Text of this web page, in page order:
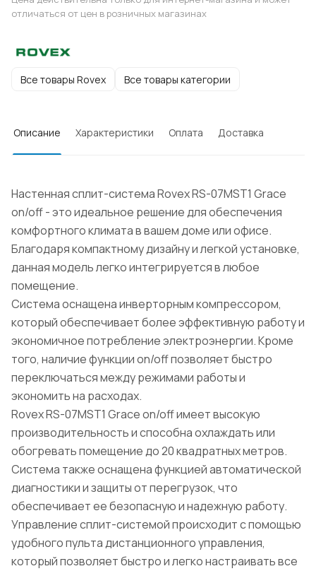
отличаться от цен в розничных магазинах
Все товары Rovex Все товары категории
Описание Характеристики Оплата Доставка
Настенная сплит-система Rovex RS-07MST1 Grace
on/off - это идеальное решение для обеспечения
комфортного климата в вашем доме или офисе.
Благодаря компактному дизайну и легкой установке,
данная модель легко интегрируется в любое
помещение.
Система оснащена инверторным компрессором,
который обеспечивает более эффективную работу и
экономичное потребление электроэнергии. Кроме
того, наличие функции on/off позволяет быстро
переключаться между режимами работы и
экономить на расходах.
Rovex RS-07MST1 Grace on/off имеет высокую
производительность и способна охлаждать или
обогревать помещение до 20 квадратных метров.
Система также оснащена функцией автоматической
диагностики и защиты от перегрузок, что
обеспечивает ее безопасную и надежную работу.
Управление сплит-системой происходит с помощью
удобного пульта дистанционного управления,
который позволяет быстро и легко настраивать все